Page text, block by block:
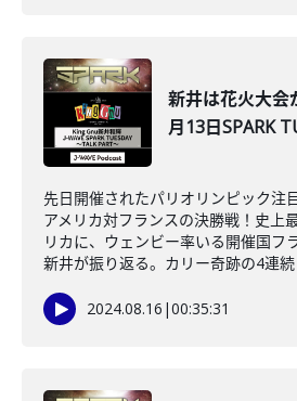
新井は花火大会
月13日SPARK
先日開催されたパリオリンピック注
アメリカ対フランスの決勝戦！史上
リカに、ウェンビー率いる開催国フ
新井が振り返る。カリー奇跡の4連続
2024.08.16 |00:35:31